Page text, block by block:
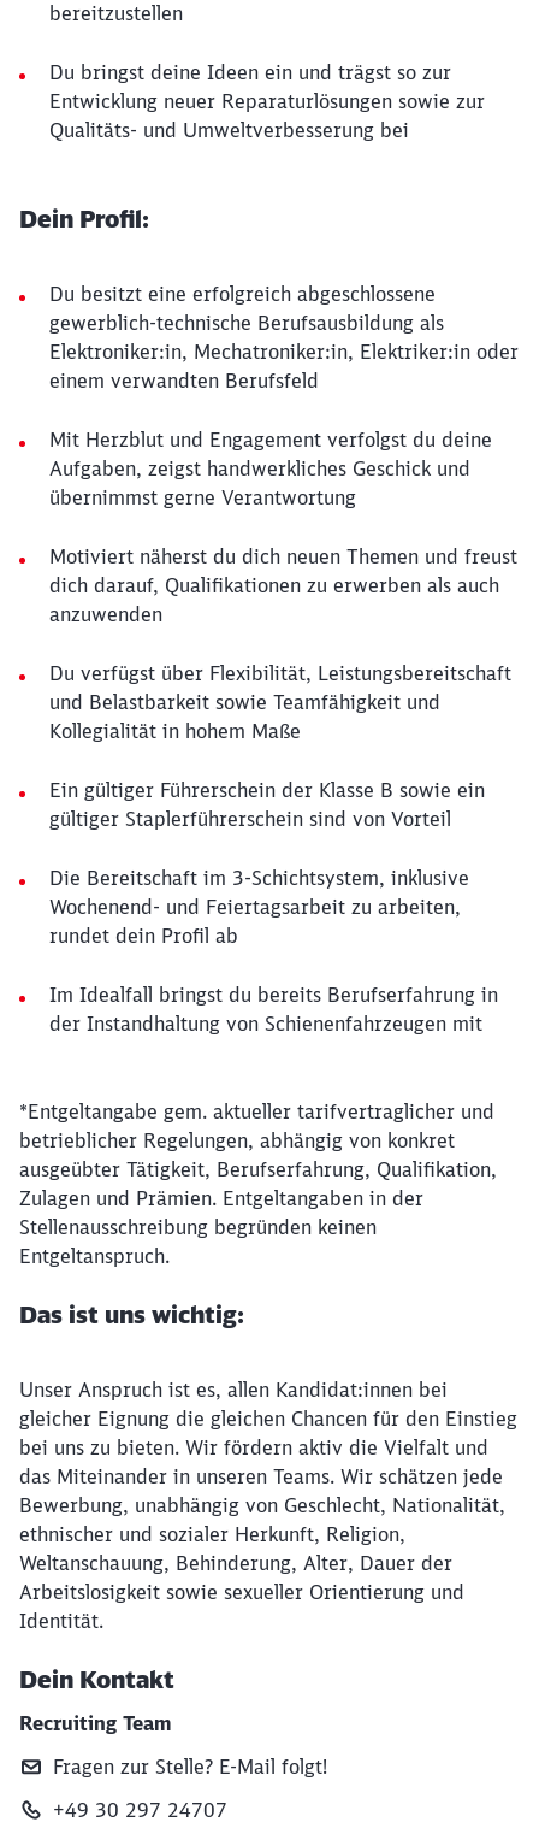
bereitzustellen
Du bringst deine Ideen ein und trägst so zur
Entwicklung neuer Reparaturlösungen sowie zur
Qualitäts- und Umweltverbesserung bei
Dein Profil:
Du besitzt eine erfolgreich abgeschlossene
gewerblich-technische Berufsausbildung als
Elektroniker:in, Mechatroniker:in, Elektriker:in oder
einem verwandten Berufsfeld
Mit Herzblut und Engagement verfolgst du deine
Aufgaben, zeigst handwerkliches Geschick und
übernimmst gerne Verantwortung
Motiviert näherst du dich neuen Themen und freust
dich darauf, Qualifikationen zu erwerben als auch
anzuwenden
Du verfügst über Flexibilität, Leistungsbereitschaft
und Belastbarkeit sowie Teamfähigkeit und
Kollegialität in hohem Maße
Ein gültiger Führerschein der Klasse B sowie ein
gültiger Staplerführerschein sind von Vorteil
Die Bereitschaft im 3-Schichtsystem, inklusive
Wochenend- und Feiertagsarbeit zu arbeiten,
rundet dein Profil ab
Im Idealfall bringst du bereits Berufserfahrung in
der Instandhaltung von Schienenfahrzeugen mit
*Entgeltangabe gem. aktueller tarifvertraglicher und
betrieblicher Regelungen, abhängig von konkret
ausgeübter Tätigkeit, Berufserfahrung, Qualifikation,
Zulagen und Prämien. Entgeltangaben in der
Stellenausschreibung begründen keinen
Entgeltanspruch.
Das ist uns wichtig:
Unser Anspruch ist es, allen Kandidat:innen bei
gleicher Eignung die gleichen Chancen für den Einstieg
bei uns zu bieten. Wir fördern aktiv die Vielfalt und
das Miteinander in unseren Teams. Wir schätzen jede
Bewerbung, unabhängig von Geschlecht, Nationalität,
ethnischer und sozialer Herkunft, Religion,
Weltanschauung, Behinderung, Alter, Dauer der
Arbeitslosigkeit sowie sexueller Orientierung und
Identität.
Dein Kontakt
Recruiting Team
Fragen zur Stelle? E‑Mail folgt!
+49 30 297 24707